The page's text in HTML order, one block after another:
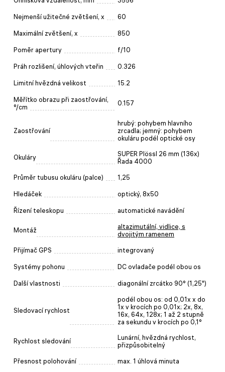
Nejmenší užitečné zvětšení, x 60
Maximální zvětšení, x 850
Poměr apertury f/10
Práh rozlišení, úhlových vteřin 0.326
Limitní hvězdná velikost 15.2
Měřítko obrazu při zaostřování,
°/cm
0.157
Zaostřování
hrubý: pohybem hlavního
zrcadla; jemný: pohybem
okuláru podél optické osy
Okuláry
SUPER Plössl 26 mm (136x)
Řada 4000
Průměr tubusu okuláru (palce) 1,25
Hledáček optický, 8x50
Řízení teleskopu automatické navádění
Montáž
altazimutální, vidlice, s
dvojitým ramenem
Přijímač GPS integrovaný
Systémy pohonu DC ovladače podél obou os
Další vlastnosti diagonální zrcátko 90° (1,25")
Sledovací rychlost
podél obou os: od 0,01x x do
1x v krocích po 0,01x; 2x, 8х,
16x, 64х, 128x; 1 až 2 stupně
za sekundu v krocích po 0,1°
Rychlost sledování
Lunární, hvězdná rychlost,
přizpůsobitelný
Přesnost polohování max. 1 úhlová minuta